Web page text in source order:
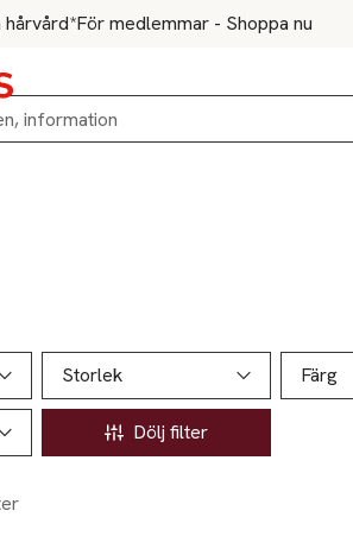
hårvård*För medlemmar - Shoppa nu
Storlek Färg
Dölj filter